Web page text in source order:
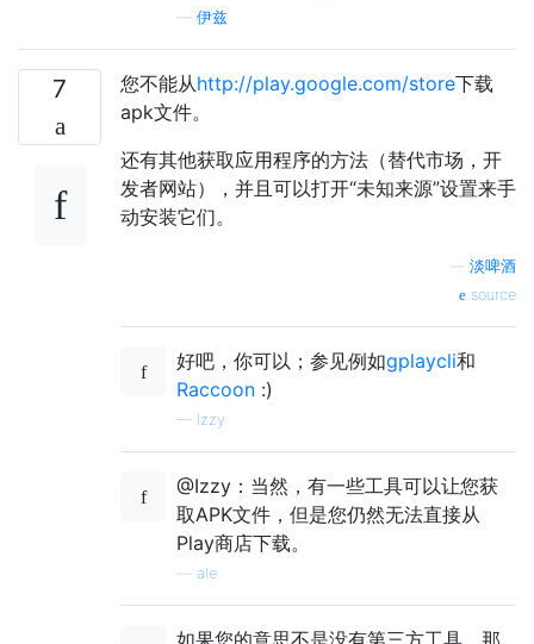
伊兹
7 您不能从http://play.google.com/store下载
apk文件。
还有其他获取应用程序的方法（替代市场，开
发者网站），并且可以打开“未知来源”设置来手
动安装它们。
淡啤酒
source
好吧，你可以；参见例如gplaycli和
Raccoon :)
— Izzy
@Izzy：当然，有一些工具可以让您获
取APK文件，但是您仍然无法直接从
Play商店下载。
ale
如果您的意思不是没有第三方工具，那